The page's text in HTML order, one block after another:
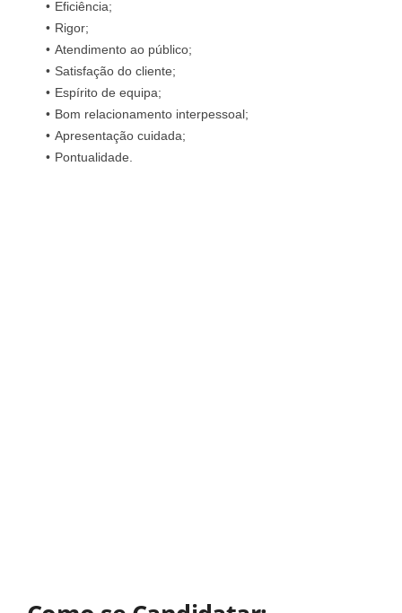
Eficiência;
Rigor;
Atendimento ao público;
Satisfação do cliente;
Espírito de equipa;
Bom relacionamento interpessoal;
Apresentação cuidada;
Pontualidade.